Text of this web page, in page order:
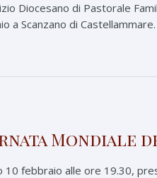
Diocesano di Pastorale
a Scanzano di
Mondiale
10 febbraio alle ore 19.30,